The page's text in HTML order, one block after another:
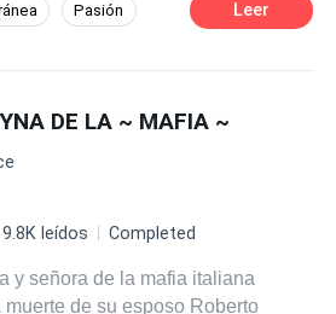
al lector. Todos los personajes
que te abrasará la piel. Conoce a
que desean con un hambre voraz
que anhelan cada segundo de
secreta y cada orden
el único soberano. Te espera
ese tipo de fuego que te deja sin
Pasión Leer
DE LA ~ MAFIA ~
9.8K leídos Completed
y señora de la mafia italiana
de su esposo Roberto